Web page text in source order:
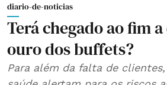
diario-de-noticias
Terá chegado ao fim
ouro dos buffets?
Para além da falta de